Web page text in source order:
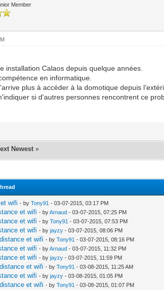
Member
installation Calaos depuis quelque années.
en informatique.
plus à accéder à la domotique depuis
si d'autres personnes rencontrent ce
Newest »
wifi - byTony91 - 03-07-2015, 03:17 PM
et wifi - byArnaud - 03-07-2015, 07:25 PM
et wifi - byTony91 - 03-07-2015, 07:53 PM
et wifi - byjayzy - 03-07-2015, 08:06 PM
et wifi - byTony91 - 03-07-2015, 08:16 PM
et wifi - byArnaud - 03-07-2015, 11:32 PM
et wifi - byjayzy - 03-07-2015, 11:59 PM
et wifi - byTony91 - 03-08-2015, 11:25 AM
et wifi - byjayzy - 03-08-2015, 01:05 PM
et wifi - byTony91 - 03-08-2015, 01:07 PM